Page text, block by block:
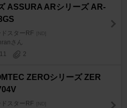
ASSURA ARシリーズ AR-
ドスターRF
さん
11
2
ZEROシリーズ ZER
ドスターRF [ND]